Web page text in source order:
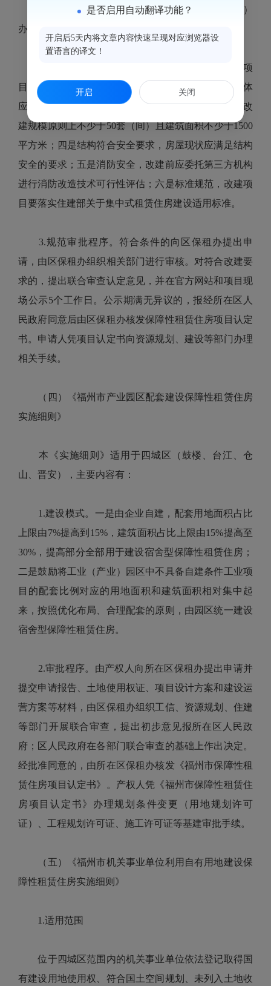
1.明确改建的房屋范围：合法建设的商业（商务）
办公、旅馆、科研教育等非居住存量房屋。
2.提出了六个方面的要求：一是权属清晰，改建项
目应为依法登记取得不动产权证的合法建筑；二是主体
应明确，改建主体应为房屋产权人；三是规模合理，改
建规模原则上不少于50套（间）且建筑面积不少于1500
平方米；四是结构符合安全要求，房屋现状应满足结构
安全的要求；五是消防安全，改建前应委托第三方机构
进行消防改造技术可行性评估；六是标准规范，改建项
目要落实住建部关于集中式租赁住房建设适用标准。
3.规范审批程序。符合条件的向区保租办提出申
请，由区保租办组织相关部门进行审核。对符合改建要
求的，提出联合审查认定意见，并在官方网站和项目现
场公示5个工作日。公示期满无异议的，报经所在区人
民政府同意后由区保租办核发保障性租赁住房项目认定
书。申请人凭项目认定书向资源规划、建设等部门办理
相关手续。
（四）《福州市产业园区配套建设保障性租赁住房
实施细则》
本《实施细则》适用于四城区（鼓楼、台江、仓
山、晋安），主要内容有：
1.建设模式。一是由企业自建，配套用地面积占比
上限由7%提高到15%，建筑面积占比上限由15%提高至
30%，提高部分全部用于建设宿舍型保障性租赁住房；
二是鼓励将工业（产业）园区中不具备自建条件工业项
目的配套比例对应的用地面积和建筑面积相对集中起
来，按照优化布局、合理配套的原则，由园区统一建设
宿舍型保障性租赁住房。
2.审批程序。由产权人向所在区保租办提出申请并
提交申请报告、土地使用权证、项目设计方案和建设运
营方案等材料，由区保租办组织工信、资源规划、住建
等部门开展联合审查，提出初步意见报所在区人民政
府；区人民政府在各部门联合审查的基础上作出决定。
经批准同意的，由所在区保租办核发《福州市保障性租
赁住房项目认定书》。产权人凭《福州市保障性租赁住
房项目认定书》办理规划条件变更（用地规划许可
证）、工程规划许可证、施工许可证等基建审批手续。
（五）《福州市机关事业单位利用自有用地建设保
障性租赁住房实施细则》
1.适用范围
位于四城区范围内的机关事业单位依法登记取得国
有建设用地使用权、符合国土空间规划、未列入土地收
是否启用自动翻译功能？
开启后5天内将文章内容快速呈现对应浏览器设
置语言的译文！
开启 关闭